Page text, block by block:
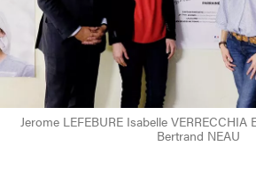
Jerome LEFEBURE Isabelle VERRECCHIA
Bertrand NEAU